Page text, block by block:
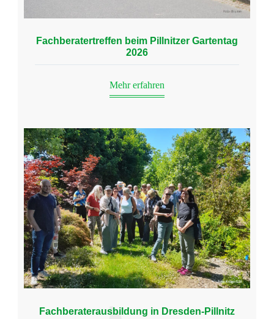
Fachberatertreffen beim Pillnitzer Gartentag
2026
Mehr erfahren
Fachberaterausbildung in Dresden-Pillnitz